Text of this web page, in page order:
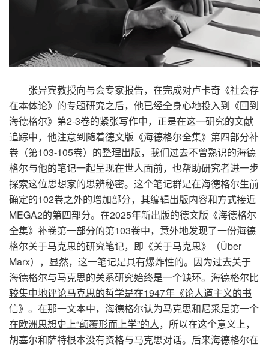
张异宾教授向与会专家报告，在完成对卢卡奇《社会存
在本体论》的专题研究之后，他已经全身心地投入到《回到
海德格尔》第2-3卷的紧张写作中，正是在这一研究的文献
追踪中，他注意到随着德文版《海德格尔全集》第四部分补
卷（第103-105卷）的整理出版，我们过去不曾熟识的海德
格尔与他的笔记一起呈现在世人面前，也帮助研究者进一步
探索这位思想家的思辨秘密。这个笔记群是在海德格尔生前
确定的102卷之外的增加部分，其编辑出版内容和方式接近
MEGA2的第四部分。在2025年新出版的德文版《海德格尔
全集》补卷第一部分的第103卷中，意外地发现了一份海德
格尔关于马克思的研究笔记，即《关于马克思》（Über
Marx），显然，这一笔记是具有爆炸性的。因为过去关于
海德格尔与马克思的关系研究始终是一个缺环。 海德格尔比
较集中地评论马克思的哲学是在1947年《论人道主义的书
信》。在那一文本中，海德格尔认为马克思和尼采是第一个
在欧洲思想史上“颠覆形而上学”的人，所以在这个意义上，
胡塞尔和萨特根本没有资格与马克思对话。后来海德格尔在